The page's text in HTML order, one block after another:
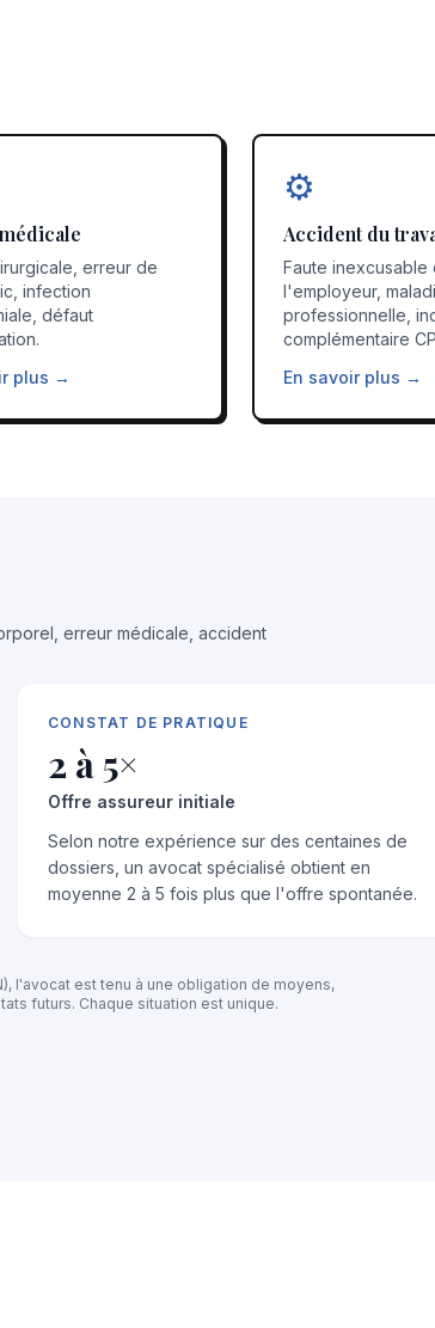
erreur de
infection
défaut
plus →
⚙️
Accident du
Faute inexcusable
l'employeur,
professionnelle,
complémentaire
En savoir plus →
erreur médicale, accident
CONSTAT DE PRATIQUE
2 à 5×
Offre assureur initiale
Selon notre expérience sur des centaines de
dossiers, un avocat spécialisé obtient en
moyenne 2 à 5 fois plus que l'offre spontanée.
l'avocat est tenu à une obligation de moyens,
futurs. Chaque situation est unique.